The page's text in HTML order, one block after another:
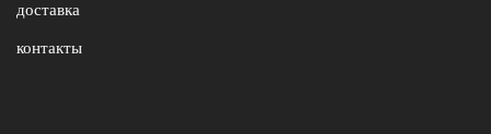
доставка
контакты